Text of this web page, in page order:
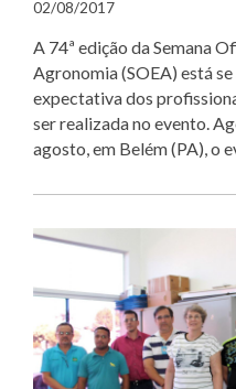
02/08/2017
A 74ª edição da Semana
Agronomia (SOEA) está
expectativa dos
ser realizada no evento.
agosto, em Belém (PA), o